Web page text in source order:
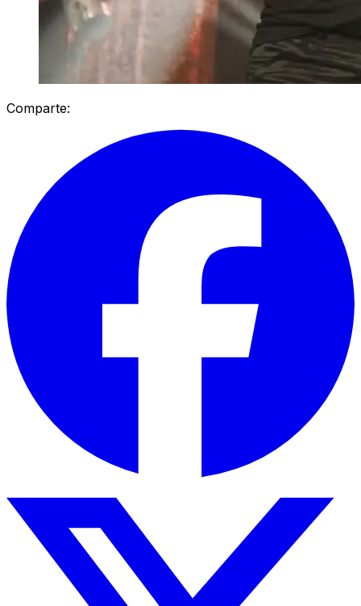
Comparte: